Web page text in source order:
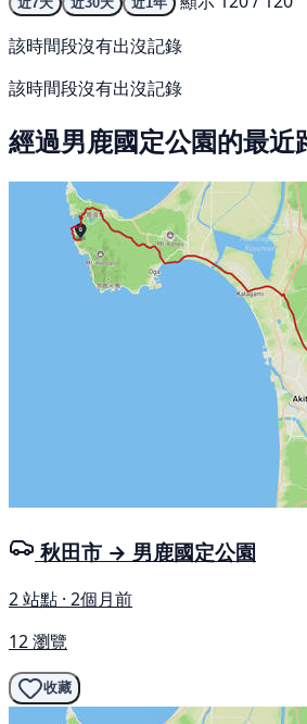
該時間段沒有出沒記錄
該時間段沒有出沒記錄
經過男鹿國定公園的最近
秋田市 → 男鹿國定公園
2 站點 · 2個月前
12 瀏覽
收藏